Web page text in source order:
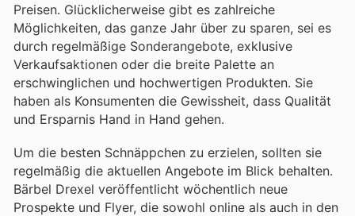
Preisen. Glücklicherweise gibt es zahlreiche
Möglichkeiten, das ganze Jahr über zu sparen, sei es
durch regelmäßige Sonderangebote, exklusive
Verkaufsaktionen oder die breite Palette an
erschwinglichen und hochwertigen Produkten. Sie
haben als Konsumenten die Gewissheit, dass Qualität
und Ersparnis Hand in Hand gehen.
Um die besten Schnäppchen zu erzielen, sollten sie
regelmäßig die aktuellen Angebote im Blick behalten.
Bärbel Drexel veröffentlicht wöchentlich neue
Prospekte und Flyer, die sowohl online als auch in den